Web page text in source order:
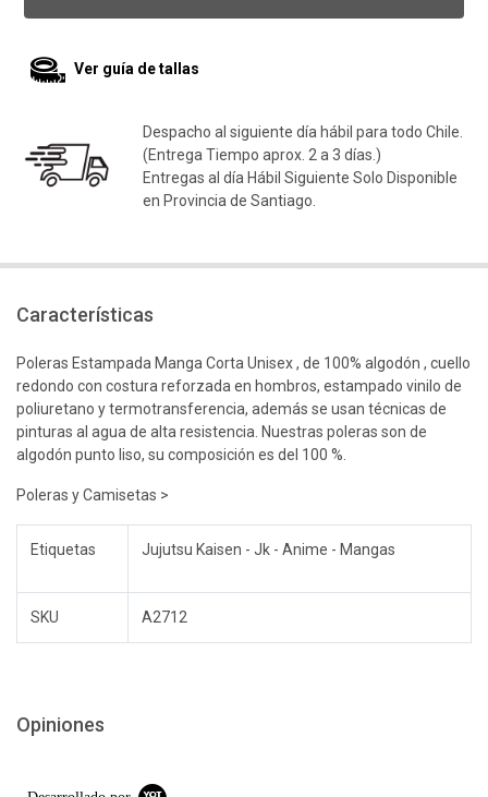
Ver guía de tallas
Despacho al siguiente día hábil para todo Chile.
(Entrega Tiempo aprox. 2 a 3 días.)
Entregas al día Hábil Siguiente Solo Disponible
en Provincia de Santiago.
Características
Poleras Estampada Manga Corta Unisex , de 100% algodón , cuello
redondo con costura reforzada en hombros, estampado vinilo de
poliuretano y termotransferencia, además se usan técnicas de
pinturas al agua de alta resistencia. Nuestras poleras son de
algodón punto liso, su composición es del 100 %.
Poleras y Camisetas >
Etiquetas Jujutsu Kaisen - Jk - Anime - Mangas
SKU A2712
Opiniones